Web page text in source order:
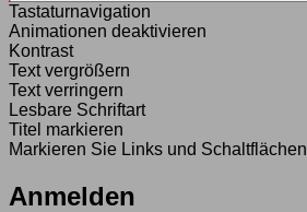
Tastaturnavigation
Animationen deaktivieren
Kontrast
Text vergrößern
Text verringern
Lesbare Schriftart
Titel markieren
Markieren Sie Links und Schaltflächen
Anmelden